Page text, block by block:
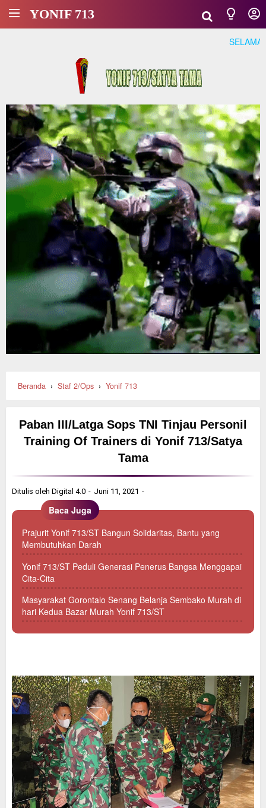
YONIF 713
SELAMAT
01
Beranda › Staf 2/Ops › Yonif 713
Paban III/Latga Sops TNI Tinjau Personil
Training Of Trainers di Yonif 713/Satya
Tama
Ditulis oleh Digital 4.0 Juni 11, 2021
Baca Juga
Prajurit Yonif 713/ST Bangun Solidaritas, Bantu yang
Membutuhkan Darah
Yonif 713/ST Peduli Generasi Penerus Bangsa Menggapai
Cita-Cita
Masyarakat Gorontalo Senang Belanja Sembako Murah di
hari Kedua Bazar Murah Yonif 713/ST